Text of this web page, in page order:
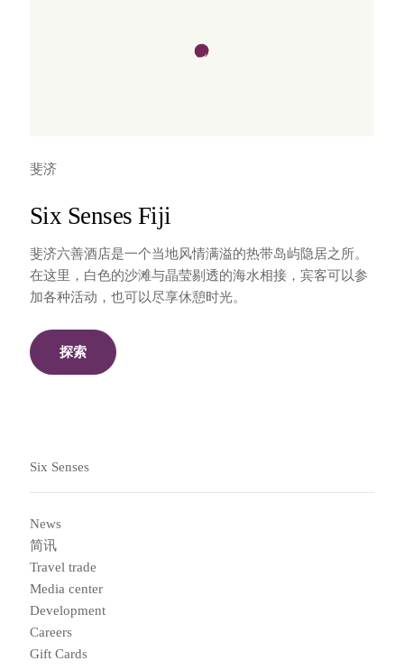
斐济
Six Senses Fiji
斐济六善酒店是一个当地风情满溢的热带岛屿隐居之所。
在这里，白色的沙滩与晶莹剔透的海水相接，宾客可以参
加各种活动，也可以尽享休憩时光。
探索
Six Senses
News
简讯
Travel trade
Media center
Development
Careers
Gift Cards